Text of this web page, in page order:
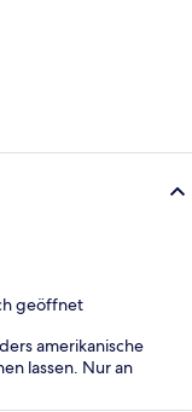
geöffnet
amerikanische
lassen. Nur an